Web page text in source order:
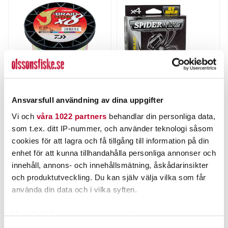
Ansvarsfull användning av dina uppgifter
Vi och våra 1022 partners behandlar din personliga data,
som t.ex. ditt IP-nummer, och använder teknologi såsom
cookies för att lagra och få tillgång till information på din
enhet för att kunna tillhandahålla personliga annonser och
innehåll, annons- och innehållsmätning, åskådarinsikter
och produktutveckling. Du kan själv välja vilka som får
använda din data och i vilka syften.
Daiwa J-Braid Grand X8
Multicolor 1500m/fp.
Nuvarande pris:
1 599,00 kr Tidigare pris
1 889,00 kr
1 599,00 kr
1 889,00 kr
FINNS I LAGER.
LÄS MER
Spiderwire Dura-4 Yellow
150m.
Nuvarande pris:
169,00 kr
Tidigare pris
219,00 kr
169,00 kr
219,00 kr
FINNS I LAGER.